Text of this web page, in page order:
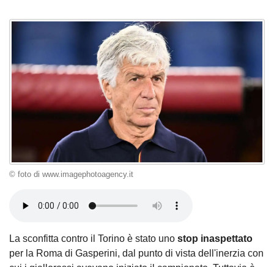
© foto di www.imagephotoagency.it
La sconfitta contro il Torino è stato uno stop inaspettato
per la Roma di Gasperini, dal punto di vista dell'inerzia con